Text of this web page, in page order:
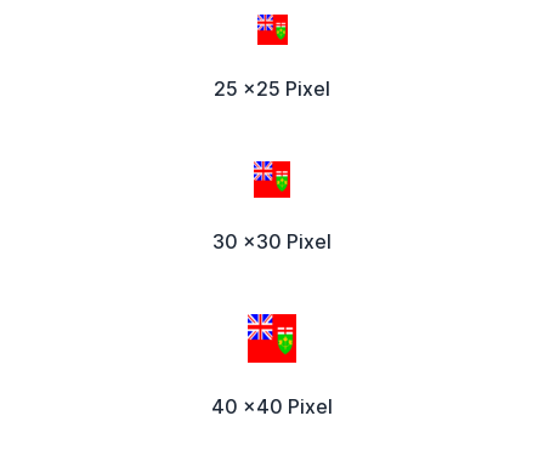
25 x25 Pixel
30 x30 Pixel
40 x40 Pixel